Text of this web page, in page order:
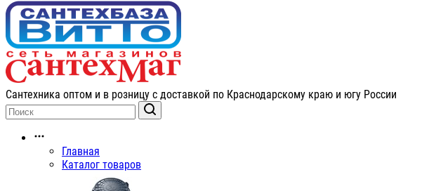
Сантехника оптом и в розницу с доставкой по Краснодарскому краю и югу России
Главная
Каталог товаров